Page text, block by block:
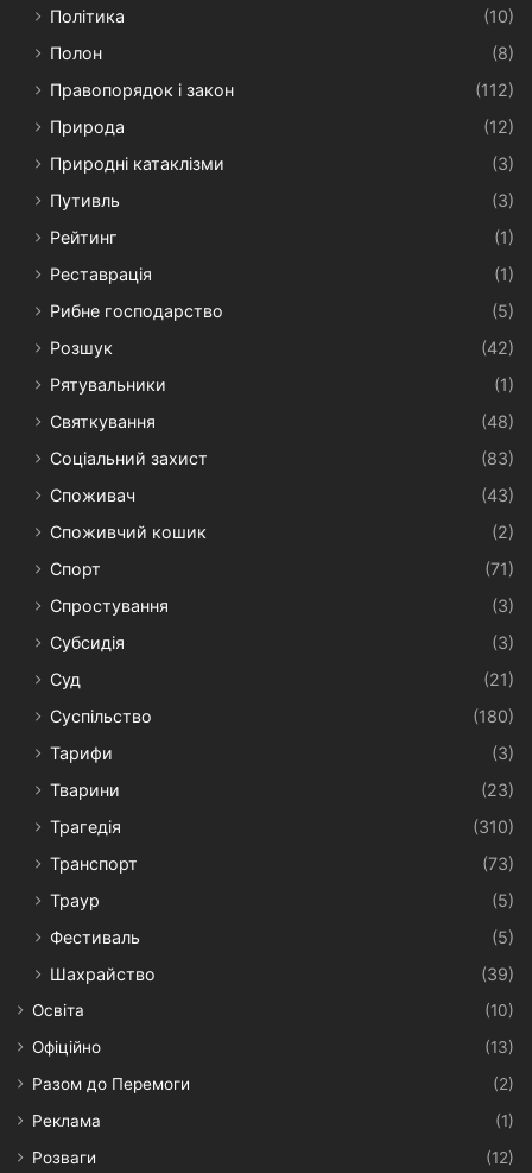
Політика
(10)
Полон
(8)
Правопорядок і закон
(112)
Природа
(12)
Природні катаклізми
(3)
Путивль
(3)
Рейтинг
(1)
Реставрація
(1)
Рибне господарство
(5)
Розшук
(42)
Рятувальники
(1)
Святкування
(48)
Соціальний захист
(83)
Споживач
(43)
Споживчий кошик
(2)
Спорт
(71)
Спростування
(3)
Субсидія
(3)
Суд
(21)
Суспільство
(180)
Тарифи
(3)
Тварини
(23)
Трагедія
(310)
Транспорт
(73)
Траур
(5)
Фестиваль
(5)
Шахрайство
(39)
Освіта
(10)
Офіційно
(13)
Разом до Перемоги
(2)
Реклама
(1)
Розваги
(12)